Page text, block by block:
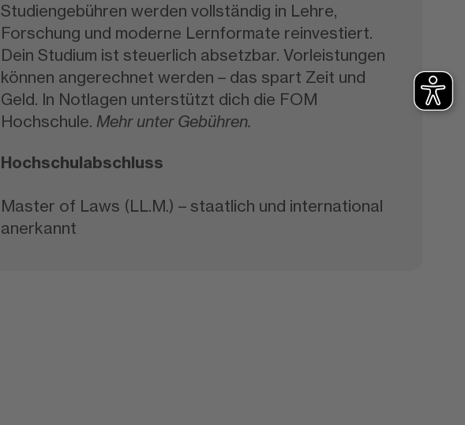
Studiengebühren werden vollständig in Lehre,
Forschung und moderne Lernformate reinvestiert.
Dein Studium ist steuerlich absetzbar. Vorleistungen
können angerechnet werden – das spart Zeit und
Geld. In Notlagen unterstützt dich die FOM
Hochschule. Mehr unter Gebühren.
Hochschulabschluss
Master of Laws (LL.M.) – staatlich und international
anerkannt